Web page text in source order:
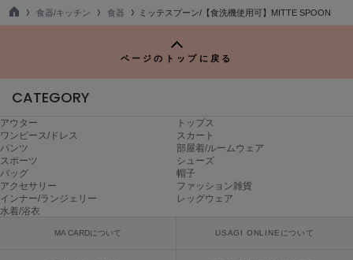
null.
On
Onitsuka Tiger
オニツカ タイガー
ORGUE
オルグ
TO
食器/キッチン 食器 ミッテスプーン/【食洗機使用可】MITTE SPOON
ページのトップに戻る
CATEGORY
アウター
トップス
ワンピース/ドレス
スカート
パンツ
部屋着/ルームウェア
スポーツ
シューズ
バッグ
帽子
アクセサリー
ファッション雑貨
インナー/ランジェリー
レッグウェア
水着/浴衣
MA CARDについて USAGI ONLINEについて